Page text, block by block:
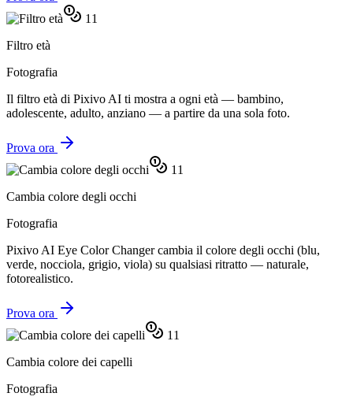
11
Filtro età
Fotografia
Il filtro età di Pixivo AI ti mostra a ogni età — bambino,
adolescente, adulto, anziano — a partire da una sola foto.
Prova ora
11
Cambia colore degli occhi
Fotografia
Pixivo AI Eye Color Changer cambia il colore degli occhi (blu,
verde, nocciola, grigio, viola) su qualsiasi ritratto — naturale,
fotorealistico.
Prova ora
11
Cambia colore dei capelli
Fotografia